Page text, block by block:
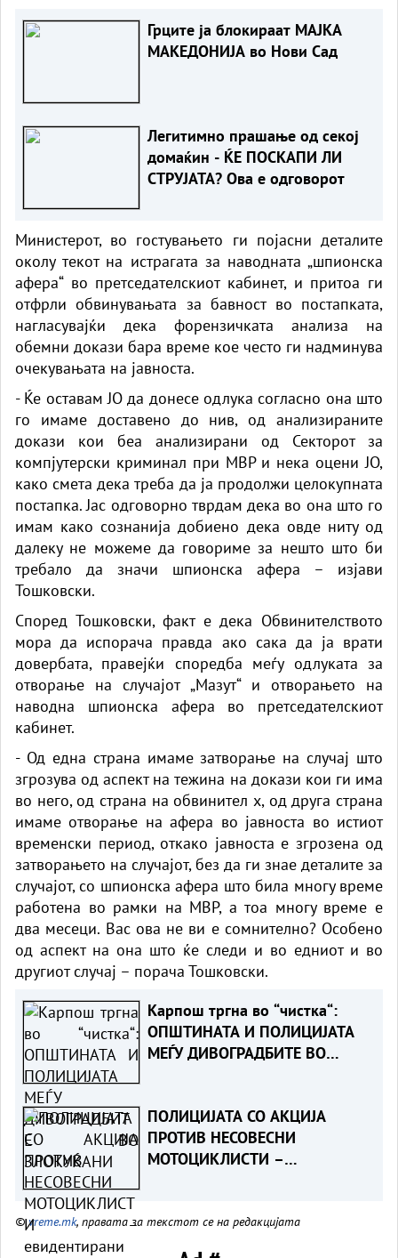
Грците ја блокираат МАЈКА
МАКЕДОНИЈА во Нови Сад
Легитимно прашање од секој
домаќин - ЌЕ ПОСКАПИ ЛИ
СТРУЈАТА? Ова е одговорот
Министерот, во гостувањето ги појасни деталите
околу текот на истрагата за наводната „шпионска
афера“ во претседателскиот кабинет, и притоа ги
отфрли обвинувањата за бавност во постапката,
нагласувајќи дека форензичката анализа на
обемни докази бара време кое често ги надминува
очекувањата на јавноста.
- Ќе оставам ЈО да донесе одлука согласно она што
го имаме доставено до нив, од анализираните
докази кои беа анализирани од Секторот за
компјутерски криминал при МВР и нека оцени ЈО,
како смета дека треба да ја продолжи целокупната
постапка. Јас одговорно тврдам дека во она што го
имам како сознанија добиено дека овде ниту од
далеку не можеме да говориме за нешто што би
требало да значи шпионска афера – изјави
Тошковски.
Според Тошковски, факт е дека Обвинителството
мора да испорача правда ако сака да ја врати
довербата, правејќи споредба меѓу одлуката за
отворање на случајот „Мазут“ и отворањето на
наводна шпионска афера во претседателскиот
кабинет.
- Од една страна имаме затворање на случај што
згрозува од аспект на тежина на докази кои ги има
во него, од страна на обвинител х, од друга страна
имаме отворање на афера во јавноста во истиот
временски период, откако јавноста е згрозена од
затворањето на случајот, без да ги знае деталите за
случајот, со шпионска афера што била многу време
работена во рамки на МВР, а тоа многу време е
два месеци. Вас ова не ви е сомнително? Особено
од аспект на она што ќе следи и во едниот и во
другиот случај – порача Тошковски.
Карпош тргна во “чистка“:
ОПШТИНАТА И ПОЛИЦИЈАТА
МЕЃУ ДИВОГРАДБИТЕ ВО
ПОЛИЦИЈАТА СО АКЦИЈА
ПРОТИВ НЕСОВЕСНИ
МОТОЦИКЛИСТИ –
лица
©vreme.mk, правата за текстот се на редакцијата